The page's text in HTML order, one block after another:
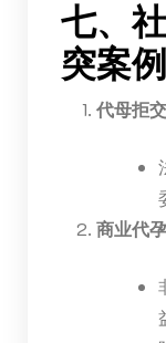
七、
突案例
代母拒
商业代